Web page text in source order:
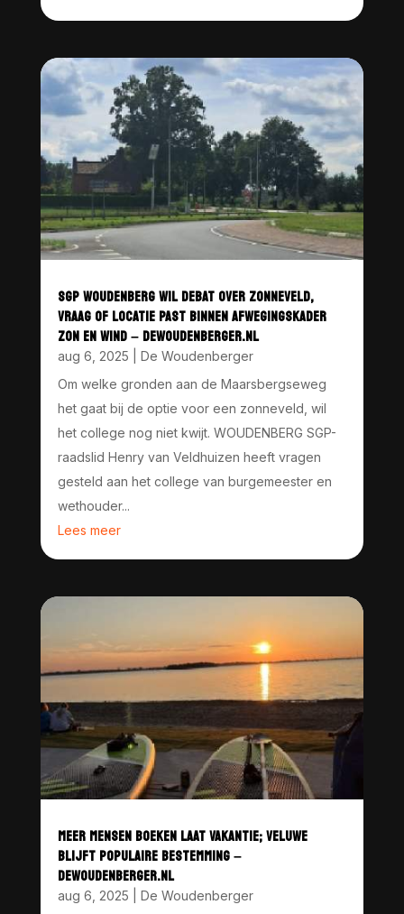
SGP WOUDENBERG WIL DEBAT OVER ZONNEVELD,
VRAAG OF LOCATIE PAST BINNEN AFWEGINGSKADER
ZON EN WIND – DEWOUDENBERGER.NL
aug 6, 2025
De Woudenberger
Om welke gronden aan de Maarsbergseweg
het gaat bij de optie voor een zonneveld, wil
het college nog niet kwijt. WOUDENBERG SGP-
raadslid Henry van Veldhuizen heeft vragen
gesteld aan het college van burgemeester en
wethouder...
Lees meer
MEER MENSEN BOEKEN LAAT VAKANTIE; VELUWE
BLIJFT POPULAIRE BESTEMMING –
DEWOUDENBERGER.NL
aug 6, 2025
De Woudenberger